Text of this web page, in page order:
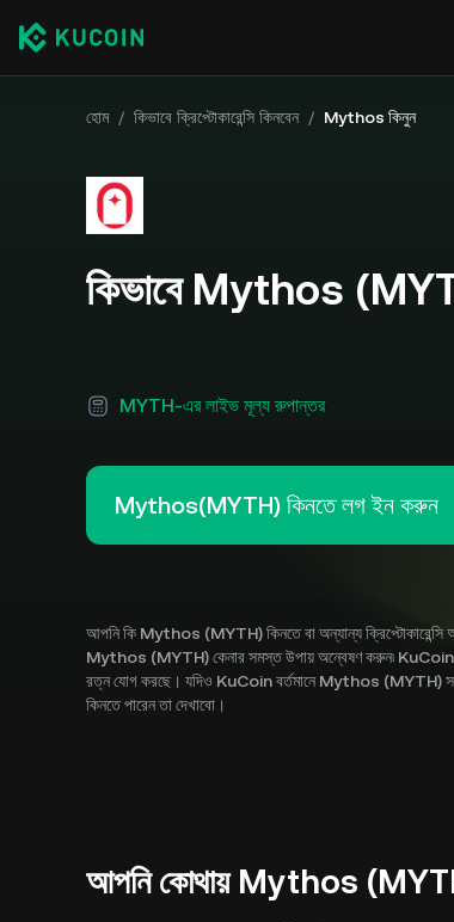
হোম / কিভাবে ক্রিপ্টোকারেন্সি কিনবেন / Mythos কিনুন
কিভাবে Mythos
MYTH-এর লাইভ মূল্য রুপান্তর
Mythos(MYTH) কিনতে লগ ইন করুন
আপনি কি Mythos (MYTH) কিনতে বা অন্যান্য ক্রিপ্টোকারেন্সি
Mythos (MYTH) কেনার সমস্ত উপায় অন্বেষণ করুন৷ KuCoin 700
রত্ন যোগ করছে। যদিও KuCoin বর্তমানে Mythos (MYTH) সমর্থন
কিনতে পারেন তা দেখাবো।
আপনি কোথায় Mythos